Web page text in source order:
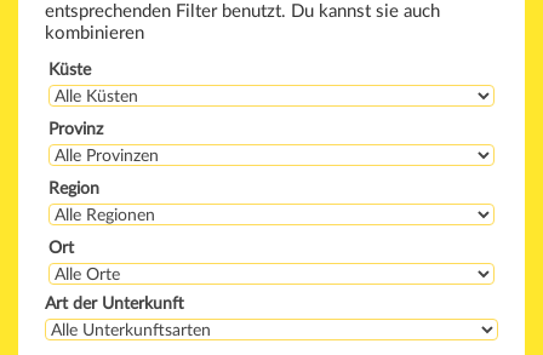
entsprechenden Filter benutzt. Du kannst sie auch
kombinieren
Küste
Provinz
Region
Ort
Art der Unterkunft